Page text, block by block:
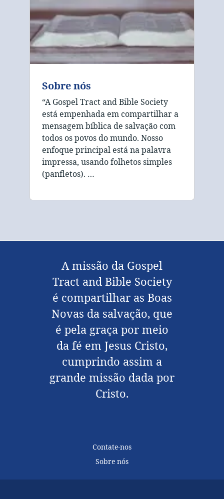
Sobre nós
“A Gospel Tract and Bible Society
está empenhada em compartilhar a
mensagem bíblica de salvação com
todos os povos do mundo. Nosso
enfoque principal está na palavra
impressa, usando folhetos simples
(panfletos). …
A missão da Gospel
Tract and Bible Society
é compartilhar as Boas
Novas da salvação, que
é pela graça por meio
da fé em Jesus Cristo,
cumprindo assim a
grande missão dada por
Cristo.
Contate-nos
Sobre nós